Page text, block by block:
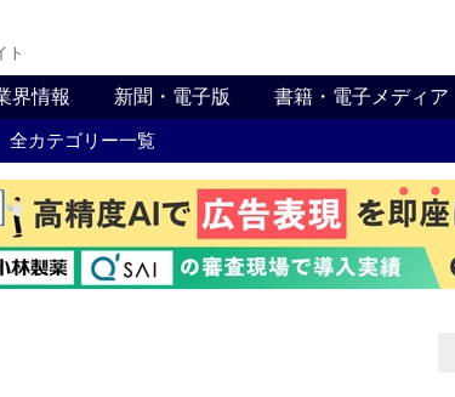
ト
界情報 新聞・電子版 書籍・電子メディア
全カテゴリー一覧